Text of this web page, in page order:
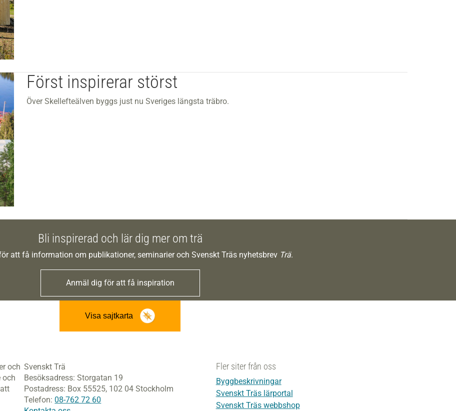
Först inspirerar störst
Över Skellefteälven byggs just nu Sveriges längsta träbro.
Bli inspirerad och lär dig mer om trä
att få information om publikationer, seminarier och Svenskt Träs nyhetsbrev Trä.
Anmäl dig för att få inspiration
Visa sajtkarta
och
och
Svenskt Trä
Besöksadress: Storgatan 19
Postadress: Box 55525, 102 04 Stockholm
Telefon: 08-762 72 60
Fler siter från oss
Byggbeskrivningar
Svenskt Träs lärportal
Svenskt Träs webbshop